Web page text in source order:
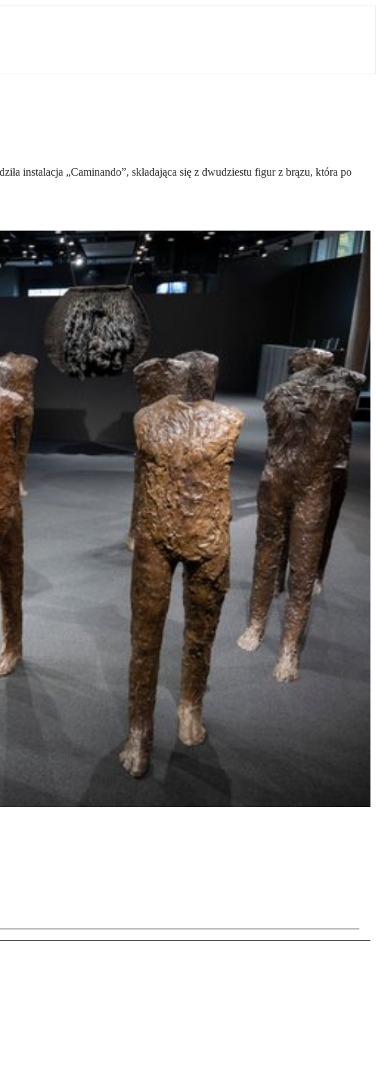
instalacja „Caminando”, składająca się z dwudziestu figur z brązu, która po